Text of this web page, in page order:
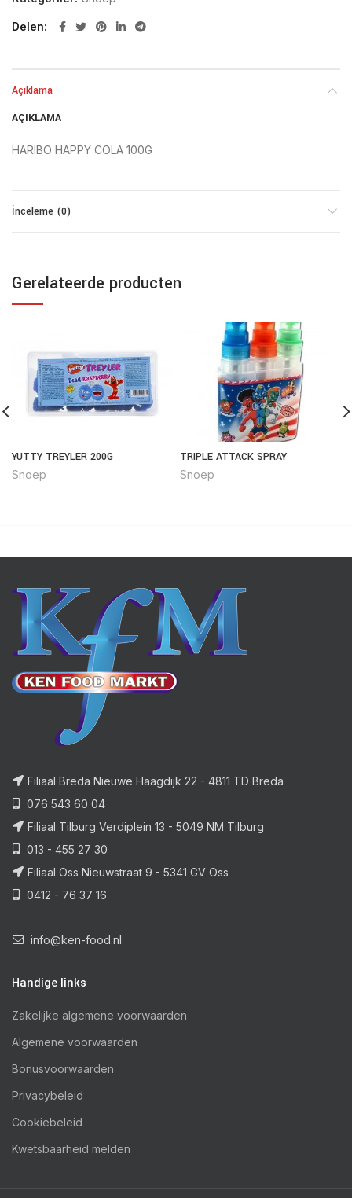
Delen
Açıklama
AÇIKLAMA
HARIBO HAPPY COLA 100G
İnceleme (0)
Gerelateerde producten
YUTTY TREYLER 200G
Snoep
TRIPLE ATTACK SPRAY
Snoep
Filiaal Breda Nieuwe Haagdijk 22 - 4811 TD Breda
076 543 60 04
Filiaal Tilburg Verdiplein 13 - 5049 NM Tilburg
013 - 455 27 30
Filiaal Oss Nieuwstraat 9 - 5341 GV Oss
0412 - 76 37 16
info@ken-food.nl
Handige links
Zakelijke algemene voorwaarden
Algemene voorwaarden
Bonusvoorwaarden
Privacybeleid
Cookiebeleid
Kwetsbaarheid melden